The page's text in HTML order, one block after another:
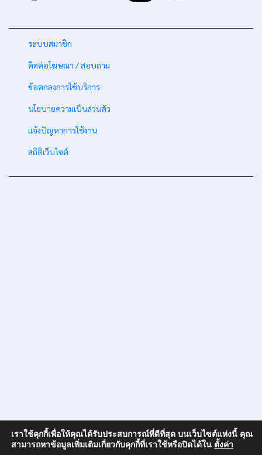
เราใช้คุกกี้เพื่อให้คุณได้รับประสบการณ์ที่ดีที่สุด บนเว็บไซต์แห่งนี้ คุณ
สามารถหาข้อมูลเพิ่มเติมเกี่ยวกับคุกกี้ที่เราใช้หรือปิดได้ใน ตั้งค่า
ระบบสมาชิก
ติดต่อโฆษณา / สอบถาม
ข้อตกลงการใช้บริการ
นโยบายความเป็นส่วนตัว
แจ้งปัญหาการใช้งาน
สถิติเว็บไซต์